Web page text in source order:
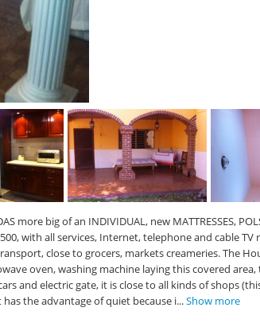
more big of an INDIVIDUAL, new MATTRESSES,
with all services, Internet, telephone and cable TV
close to grocers, markets creameries. The
oven, washing machine laying this covered area,
and electric gate, it is close to all kinds of shops
the advantage of quiet because i...Show more